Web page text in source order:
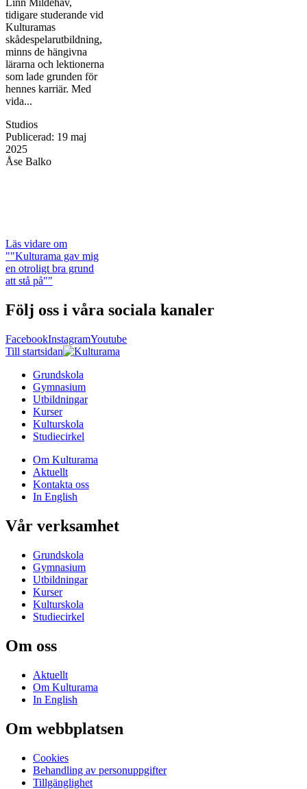
Linn Mildehav,
tidigare studerande vid
Kulturamas
skådespelarutbildning,
minns de hängivna
lärarna och lektionerna
som lade grunden för
hennes karriär. Med
vida...
Studios
Publicerad: 19 maj
2025
Åse Balko
Läs vidare om
""Kulturama gav mig
en otroligt bra grund
att stå på""
Följ oss i våra sociala kanaler
FacebookInstagramYoutube
Till startsidan
Grundskola
Gymnasium
Utbildningar
Kurser
Kulturskola
Studiecirkel
Om Kulturama
Aktuellt
Kontakta oss
In English
Vår verksamhet
Grundskola
Gymnasium
Utbildningar
Kurser
Kulturskola
Studiecirkel
Om oss
Aktuellt
Om Kulturama
In English
Om webbplatsen
Cookies
Behandling av personuppgifter
Tillgänglighet